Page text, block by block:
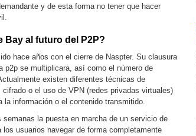
y de esta forma no tener que hacer
Bay al futuro del P2P?
hace años con el cierre de Naspter. Su clausura
p2p se multiplicara, así como el número de
existen diferentes técnicas de
o el uso de VPN (redes privadas virtuales)
la información o el contenido transmitido.
la puesta en marcha de un servicio de
usuarios navegar de forma completamente